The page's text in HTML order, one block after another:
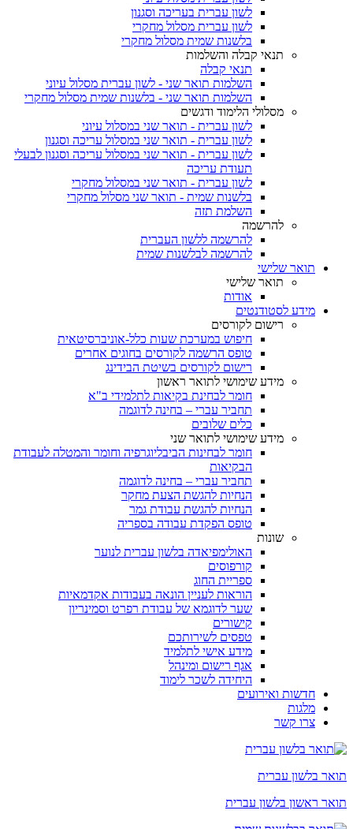
לשון עברית בעריכה וסגנון
לשון עברית מסלול מחקרי
בלשנות שמית מסלול מחקרי
תנאי קבלה והשלמות
תנאי קבלה
השלמות תואר שני - לשון עברית מסלול עיוני
השלמות תואר שני - בלשנות שמית מסלול מחקרי
מסלולי הלימוד ודגשים
לשון עברית - תואר שני במסלול עיוני
לשון עברית - תואר שני במסלול עריכה וסגנון
לשון עברית - תואר שני במסלול עריכה וסגנון לבעלי
תעודת עריכה
לשון עברית - תואר שני במסלול מחקרי
בלשנות שמית - תואר שני מסלול מחקרי
השלמת תזה
להרשמה
להרשמה ללשון העברית
להרשמה לבלשנות שמית
תואר שלישי
תואר שלישי
אודות
מידע לסטודנטים
רישום לקורסים
חיפוש במערכת שעות כלל-אוניברסיטאית
טופס הרשמה לקורסים בחוגים אחרים
רישום לקורסים בשיטת הבידינג
מידע שימושי לתואר ראשון
חומר לבחינת בקיאות לתלמידי ב"א
תחביר עברי – בחינה לדוגמה
כלים שלובים
מידע שימושי לתואר שני
חומר לבחינות הביבליוגרפיה וחומר והמטלה לעבודת
הבקיאות
תחביר עברי – בחינה לדוגמה
הנחיות להגשת הצעת מחקר
הנחיות להגשת עבודת גמר
טופס הפקדת עבודה בספריה
שונות
האולימפיאדה בלשון עברית לנוער
קורפוסים
ספריית החוג
הוראות לעניין הונאה בעבודות אקדמאיות
שער לדוגמא של עבודת רפרט וסמינריון
קישורים
טפסים לשירותכם
מידע אישי לתלמיד
אגף רישום ומינהל
היחידה לשכר לימוד
חדשות ואירועים
מלגות
צרו קשר
תואר בלשון עברית
תואר ראשון בלשון עברית